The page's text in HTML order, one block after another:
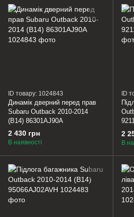
ID товару: 1024843
Динамік дверний перед прав
Subaru Outback 2010-2014
(B14) 86301AJ90A
2 430 грн
В наявності
ID
2
В